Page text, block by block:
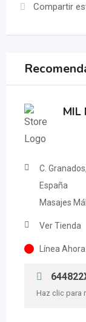
Compartir
MIL
C.
España
Masajes
Ver Tienda
Línea Ahora
Haz clic para